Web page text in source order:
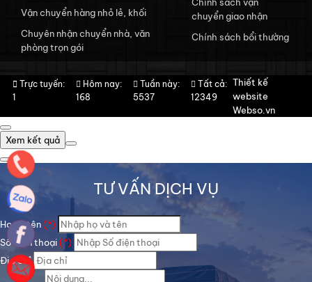
Vận chuyển hàng nhỏ lẻ, khối
Chuyên nhận chuyển nhà, văn
phòng trọn gói
chuyển giao nhận
Chính sách bổi thường
Trực tuyến:
1
Hôm nay:
168
Tuần này:
5537
Tất cả:
12349
Thiết kế
website
Webso.vn
Xem kết quả
TƯ VẤN DỊCH VỤ
Họ và tên(*)
Số điện thoại(*)
Địa chỉ